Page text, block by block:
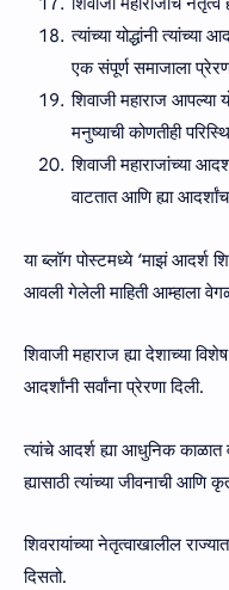
त्यांच्या योद्धांनी त्यांच्या
एक संपूर्ण समाजाला
शिवाजी महाराज आपल्या
मनुष्याची कोणतीही
शिवाजी महाराजांच्या
वाटतात आणि ह्या
या ब्लॉग पोस्टमध्ये ‘माझं आदर्श
आवली गेलेली माहिती आम्हाला
शिवाजी महाराज ह्या देशाच्या
आदर्शांनी सर्वांना प्रेरणा दिली.
त्यांचे आदर्श ह्या आधुनिक काळात
ह्यासाठी त्यांच्या जीवनाची आणि
शिवरायांच्या नेतृत्वाखालील
दिसतो.